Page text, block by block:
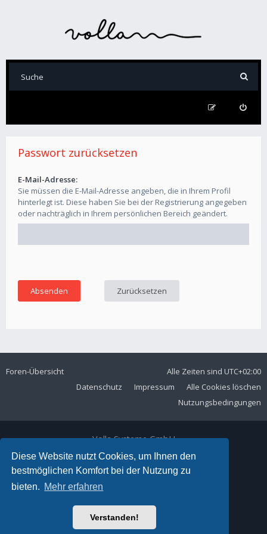
Diese Website nutzt Cookies, um Ihnen den
bestmöglichen Komfort bei der Nutzung zu
bieten. Mehr erfahren
Verstanden!
Passwort zurücksetzen
E-Mail-Adresse:
Sie müssen die E-Mail-Adresse angeben, die in Ihrem Profil
hinterlegt ist. Diese haben Sie bei der Registrierung angegeben
oder nachträglich in Ihrem persönlichen Bereich geändert.
Foren-Übersicht Alle Zeiten sind UTC+02:00
Alle Cookies löschen
Impressum
Datenschutz
Nutzungsbedingungen
Volla Systeme GmbH
Kölner Straße 102
42897 Remscheid
Telefon:+49 2191 59897 61
E-Mail:
Ariki Theme by